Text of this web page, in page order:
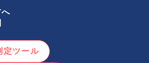
定ツール